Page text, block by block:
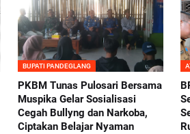
BUPATI PANDEGLANG
PKBM Tunas Pulosari Bersama
Muspika Gelar Sosialisasi
Cegah Bullyng dan Narkoba,
Ciptakan Belajar Nyaman